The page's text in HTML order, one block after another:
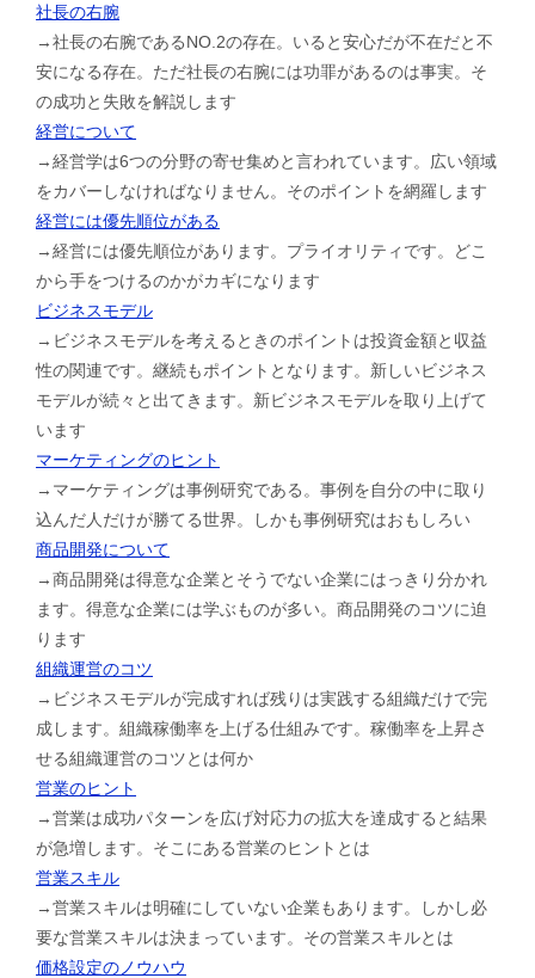
社長の右腕
→社長の右腕であるNO.2の存在。いると安心だが不在だと不
安になる存在。ただ社長の右腕には功罪があるのは事実。そ
の成功と失敗を解説します
経営について
→経営学は6つの分野の寄せ集めと言われています。広い領域
をカバーしなければなりません。そのポイントを網羅します
経営には優先順位がある
→経営には優先順位があります。プライオリティです。どこ
から手をつけるのかがカギになります
ビジネスモデル
→ビジネスモデルを考えるときのポイントは投資金額と収益
性の関連です。継続もポイントとなります。新しいビジネス
モデルが続々と出てきます。新ビジネスモデルを取り上げて
います
マーケティングのヒント
→マーケティングは事例研究である。事例を自分の中に取り
込んだ人だけが勝てる世界。しかも事例研究はおもしろい
商品開発について
→商品開発は得意な企業とそうでない企業にはっきり分かれ
ます。得意な企業には学ぶものが多い。商品開発のコツに迫
ります
組織運営のコツ
→ビジネスモデルが完成すれば残りは実践する組織だけで完
成します。組織稼働率を上げる仕組みです。稼働率を上昇さ
せる組織運営のコツとは何か
営業のヒント
→営業は成功パターンを広げ対応力の拡大を達成すると結果
が急増します。そこにある営業のヒントとは
営業スキル
→営業スキルは明確にしていない企業もあります。しかし必
要な営業スキルは決まっています。その営業スキルとは
価格設定のノウハウ